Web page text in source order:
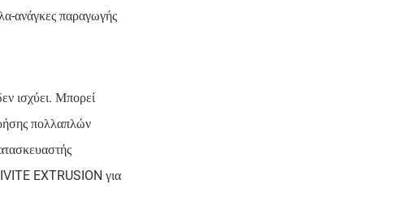
ανάγκες παραγωγής
ισχύει. Μπορεί
πολλαπλών
EXTRUSION για